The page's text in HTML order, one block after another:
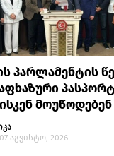
პარლამენტის
მოუწოდებენ
აგვისტო, 2026